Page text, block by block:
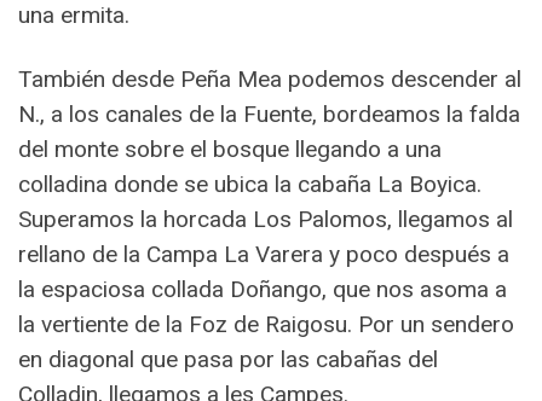
una ermita.
También desde Peña Mea podemos descender al
N., a los canales de la Fuente, bordeamos la falda
del monte sobre el bosque llegando a una
colladina donde se ubica la cabaña La Boyica.
Superamos la horcada Los Palomos, llegamos al
rellano de la Campa La Varera y poco después a
la espaciosa collada Doñango, que nos asoma a
la vertiente de la Foz de Raigosu. Por un sendero
en diagonal que pasa por las cabañas del
Colladin, llegamos a les Campes.